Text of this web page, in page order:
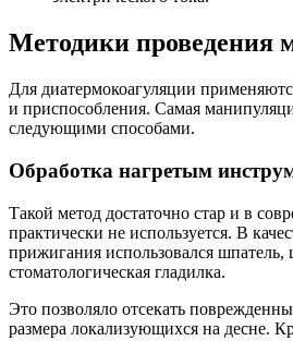
Методики проведения
Для диатермокоагуляции
и приспособления. Самая
следующими способами.
Обработка нагретым
Такой метод достаточно стар и в
практически не используется. В
прижигания использовался
стоматологическая гладилка.
Это позволяло отсекать
размера локализующихся на десне.